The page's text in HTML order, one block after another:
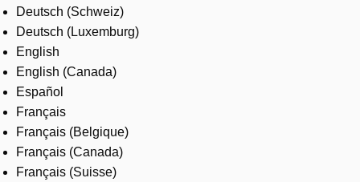
Where to buy
Contact us
Careers
Deutsch (Schweiz)
Deutsch (Luxemburg)
English
English (Canada)
Español
Français
Français (Belgique)
Français (Canada)
Français (Suisse)